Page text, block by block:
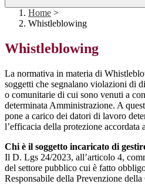
Home >
Whistleblowing
Whistleblowing
La normativa in materia di
soggetti che segnalano violazioni di
o comunitarie di cui sono venuti a
determinata Amministrazione. A
pone a carico dei datori di lavoro
l’efficacia della protezione accordata
Chi è il soggetto incaricato di
Il D. Lgs 24/2023, all’articolo 4,
del settore pubblico cui è fatto
Responsabile della Prevenzione